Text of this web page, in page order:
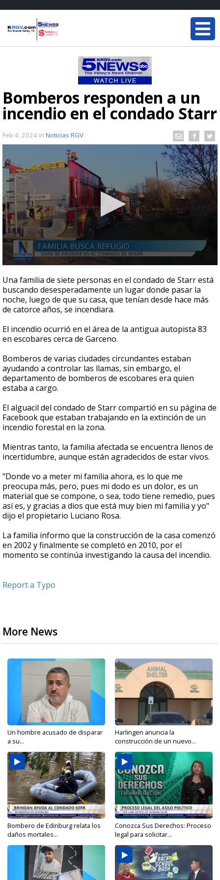
Bomberos responden a un
incendio en el condado Starr
Feb 4, 2024 in Noticias RGV
seconds
of
1
minute,
53
Una familia de siete personas en el condado de Starr está
buscando desesperadamente un lugar donde pasar la
noche, luego de que su casa, que tenían desde hace más
de catorce años, se incendiara.
El incendio ocurrió en el área de la antigua autopista 83
en escobares cerca de Garceno.
Bomberos de varias ciudades circundantes estaban
ayudando a controlar las llamas, sin embargo, el
departamento de bomberos de escobares era quien
estaba a cargo.
El alguacil del condado de Starr compartió en su página de
Facebook que estaban trabajando en la extinción de un
incendio forestal en la zona.
Mientras tanto, la familia afectada se encuentra llenos de
incertidumbre, aunque están agradecidos de estar vivos.
"Donde vo a meter mi familia ahora, es lo que me
preocupa más, pero, pues mi dodo es un dolor, es un
material que se compone, o sea, todo tiene remedio, pues
así es, y gracias a dios que está muy bien mi familia y yo"
dijo el propietario Luciano Rosa.
La familia informo que la construcción de la casa comenzó
en 2002 y finalmente se completó en 2010, por el
momento se continúa investigando la causa del incendio.
Report a Typo
More News
Un hombre acusado de disparar
a su...
Harlingen anuncia la
construcción de un nuevo...
Bombero de Edinburg relata los
daños mortales...
Conozca Sus Derechos: Proceso
legal para solicitar...